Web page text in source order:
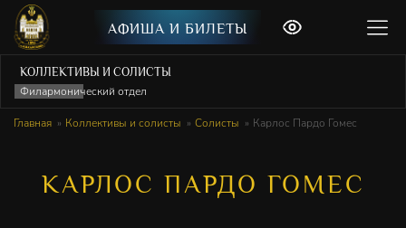
АФИША И БИЛЕТЫ
КОЛЛЕКТИВЫ И СОЛИСТЫ
Филармонический отдел
Главная Коллективы и солисты Солисты Карлос Пардо Гомес
КАРЛОС ПАРДО ГОМЕС